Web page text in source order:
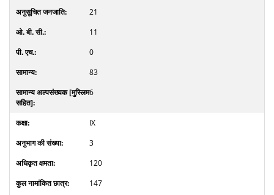
21
11
0
83
6
IX
3
120
147